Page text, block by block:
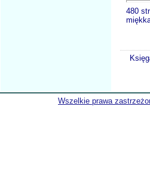
480
Wszelkie prawa